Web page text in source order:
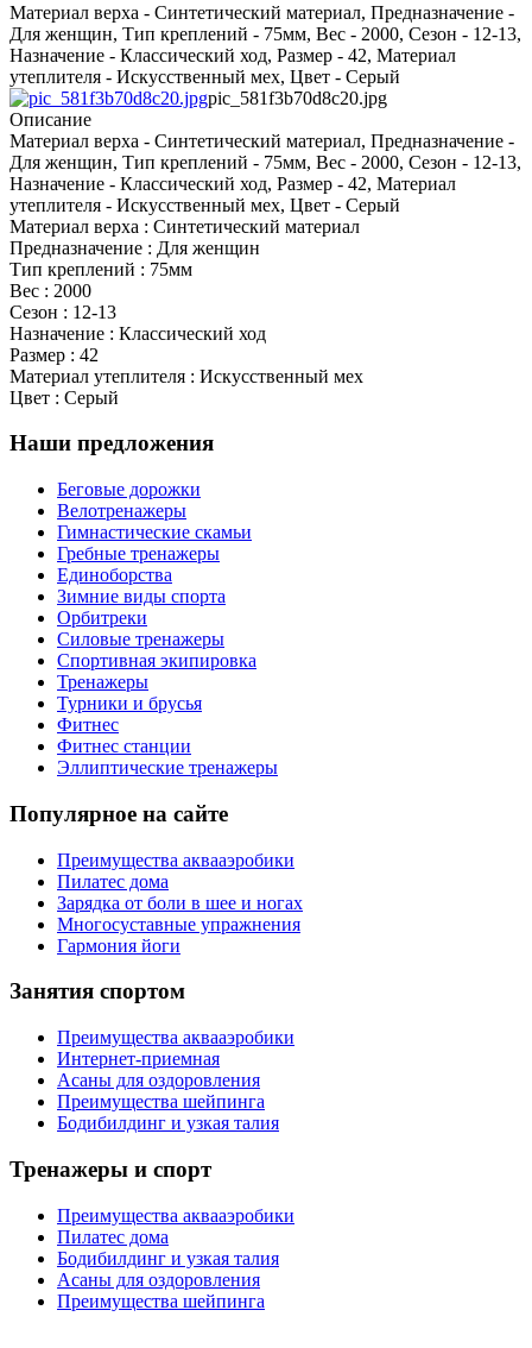
Материал верха - Синтетический материал, Предназначение -
Для женщин, Тип креплений - 75мм, Вес - 2000, Сезон - 12-13,
Назначение - Классический ход, Размер - 42, Материал
утеплителя - Искусственный мех, Цвет - Серый
pic_581f3b70d8c20.jpg
Описание
Материал верха - Синтетический материал, Предназначение -
Для женщин, Тип креплений - 75мм, Вес - 2000, Сезон - 12-13,
Назначение - Классический ход, Размер - 42, Материал
утеплителя - Искусственный мех, Цвет - Серый
Материал верха : Синтетический материал
Предназначение : Для женщин
Тип креплений : 75мм
Вес : 2000
Сезон : 12-13
Назначение : Классический ход
Размер : 42
Материал утеплителя : Искусственный мех
Цвет : Серый
Наши предложения
Беговые дорожки
Велотренажеры
Гимнастические скамьи
Гребные тренажеры
Единоборства
Зимние виды спорта
Орбитреки
Силовые тренажеры
Спортивная экипировка
Тренажеры
Турники и брусья
Фитнес
Фитнес станции
Эллиптические тренажеры
Популярное на сайте
Преимущества аквааэробики
Пилатес дома
Зарядка от боли в шее и ногах
Многосуставные упражнения
Гармония йоги
Занятия спортом
Преимущества аквааэробики
Интернет-приемная
Асаны для оздоровления
Преимущества шейпинга
Бодибилдинг и узкая талия
Тренажеры и спорт
Преимущества аквааэробики
Пилатес дома
Бодибилдинг и узкая талия
Асаны для оздоровления
Преимущества шейпинга